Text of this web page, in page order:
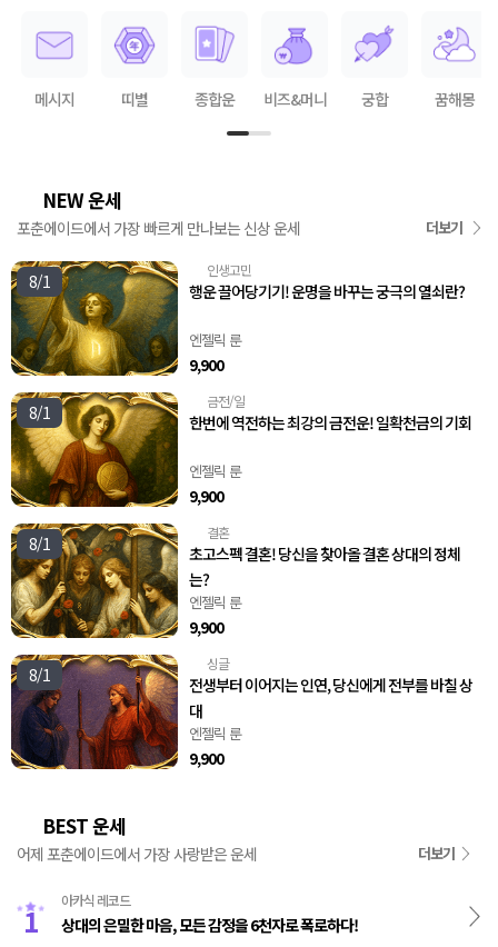
메시지 띠별 종합운 비즈&머니 궁합 꿈해몽
NEW 운세
포춘에이드에서 가장 빠르게 만나보는 신상 운세 더보기
8/1
인생고민
행운 끌어당기기! 운명을 바꾸는 궁극의 열쇠란?
엔젤릭 룬
9,900
8/1
금전/일
한번에 역전하는 최강의 금전운! 일확천금의 기회
엔젤릭 룬
9,900
8/1
결혼
초고스펙 결혼! 당신을 찾아올 결혼 상대의 정체
는?
엔젤릭 룬
9,900
8/1
싱글
전생부터 이어지는 인연, 당신에게 전부를 바칠 상
대
엔젤릭 룬
9,900
BEST 운세
어제 포춘에이드에서 가장 사랑받은 운세 더보기
1
아카식 레코드
상대의 은밀한 마음, 모든 감정을 6천자로 폭로하다!